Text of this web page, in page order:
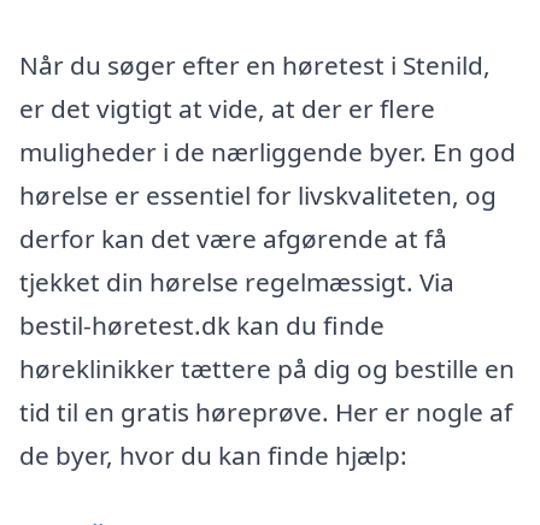
Når du søger efter en høretest i Stenild,
er det vigtigt at vide, at der er flere
muligheder i de nærliggende byer. En god
hørelse er essentiel for livskvaliteten, og
derfor kan det være afgørende at få
tjekket din hørelse regelmæssigt. Via
bestil-høretest.dk kan du finde
høreklinikker tættere på dig og bestille en
tid til en gratis høreprøve. Her er nogle af
de byer, hvor du kan finde hjælp: